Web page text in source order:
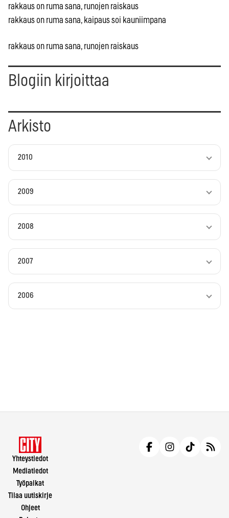
rakkaus on ruma sana, runojen raiskaus
rakkaus on ruma sana, kaipaus soi kauniimpana
rakkaus on ruma sana, runojen raiskaus
Blogiin kirjoittaa
Arkisto
2010
2009
2008
2007
2006
Yhteystiedot
Mediatiedot
Työpaikat
Tilaa uutiskirje
Ohjeet